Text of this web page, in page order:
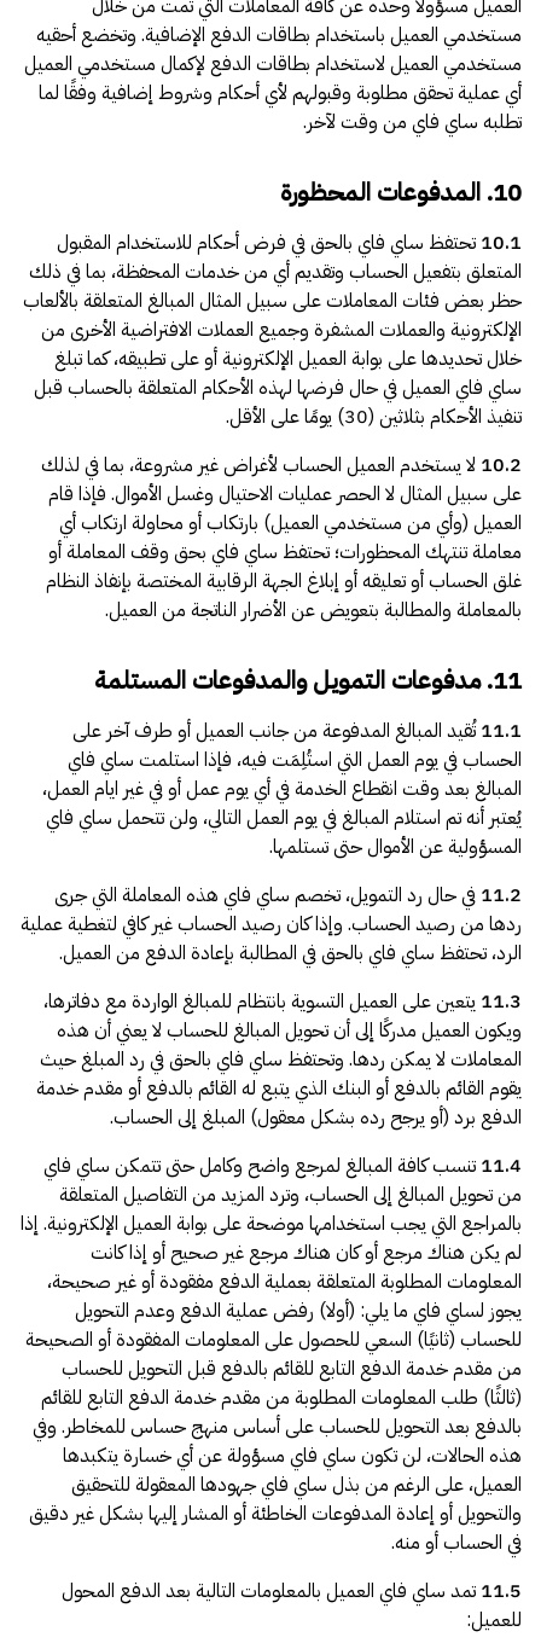
العميل مسؤولًا وحده عن كافة المعاملات التي تمت من خلال
مستخدمي العميل باستخدام بطاقات الدفع الإضافية. وتخضع أحقيه
مستخدمي العميل لاستخدام بطاقات الدفع لإكمال مستخدمي العميل
أي عملية تحقق مطلوبة وقبولهم لأي أحكام وشروط إضافية وفقًا لما
تطلبه ساي فاي من وقت لآخر.
10. المدفوعات المحظورة
10.1 تحتفظ ساي فاي بالحق في فرض أحكام للاستخدام المقبول
المتعلق بتفعيل الحساب وتقديم أي من خدمات المحفظة، بما في ذلك
حظر بعض فئات المعاملات على سبيل المثال المبالغ المتعلقة بالألعاب
الإلكترونية والعملات المشفرة وجميع العملات الافتراضية الأخرى من
خلال تحديدها على بوابة العميل الإلكترونية أو على تطبيقه، كما تبلغ
ساي فاي العميل في حال فرضها لهذه الأحكام المتعلقة بالحساب قبل
تنفيذ الأحكام بثلاثين (30) يومًا على الأقل.
10.2 لا يستخدم العميل الحساب لأغراض غير مشروعة، بما في لذلك
على سبيل المثال لا الحصر عمليات الاحتيال وغسل الأموال. فإذا قام
العميل (وأي من مستخدمي العميل) بارتكاب أو محاولة ارتكاب أي
معاملة تنتهك المحظورات؛ تحتفظ ساي فاي بحق وقف المعاملة أو
غلق الحساب أو تعليقه أو إبلاغ الجهة الرقابية المختصة بإنفاذ النظام
بالمعاملة والمطالبة بتعويض عن الأضرار الناتجة من العميل.
11. مدفوعات التمويل والمدفوعات المستلمة
11.1 تُقيد المبالغ المدفوعة من جانب العميل أو طرف آخر على
الحساب في يوم العمل التي استُلِمَت فيه، فإذا استلمت ساي فاي
المبالغ بعد وقت انقطاع الخدمة في أي يوم عمل أو في غير ايام العمل،
يُعتبر أنه تم استلام المبالغ في يوم العمل التالي، ولن تتحمل ساي فاي
المسؤولية عن الأموال حتى تستلمها.
11.2 في حال رد التمويل، تخصم ساي فاي هذه المعاملة التي جرى
ردها من رصيد الحساب. وإذا كان رصيد الحساب غير كافي لتغطية عملية
الرد، تحتفظ ساي فاي بالحق في المطالبة بإعادة الدفع من العميل.
11.3 يتعين على العميل التسوية بانتظام للمبالغ الواردة مع دفاترها،
ويكون العميل مدركًا إلى أن تحويل المبالغ للحساب لا يعني أن هذه
المعاملات لا يمكن ردها. وتحتفظ ساي فاي بالحق في رد المبلغ حيث
يقوم القائم بالدفع أو البنك الذي يتبع له القائم بالدفع أو مقدم خدمة
الدفع برد (أو يرجح رده بشكل معقول) المبلغ إلى الحساب.
11.4 تنسب كافة المبالغ لمرجع واضح وكامل حتى تتمكن ساي فاي
من تحويل المبالغ إلى الحساب، وترد المزيد من التفاصيل المتعلقة
بالمراجع التي يجب استخدامها موضحة على بوابة العميل الإلكترونية. إذا
لم يكن هناك مرجع أو كان هناك مرجع غير صحيح أو إذا كانت
المعلومات المطلوبة المتعلقة بعملية الدفع مفقودة أو غير صحيحة،
يجوز لساي فاي ما يلي: (أولا) رفض عملية الدفع وعدم التحويل
للحساب (ثانيًا) السعي للحصول على المعلومات المفقودة أو الصحيحة
من مقدم خدمة الدفع التابع للقائم بالدفع قبل التحويل للحساب
(ثالثًا) طلب المعلومات المطلوبة من مقدم خدمة الدفع التابع للقائم
بالدفع بعد التحويل للحساب على أساس منهج حساس للمخاطر. وفي
هذه الحالات، لن تكون ساي فاي مسؤولة عن أي خسارة يتكبدها
العميل، على الرغم من بذل ساي فاي جهودها المعقولة للتحقيق
والتحويل أو إعادة المدفوعات الخاطئة أو المشار إليها بشكل غير دقيق
في الحساب أو منه.
11.5 تمد ساي فاي العميل بالمعلومات التالية بعد الدفع المحول
للعميل: